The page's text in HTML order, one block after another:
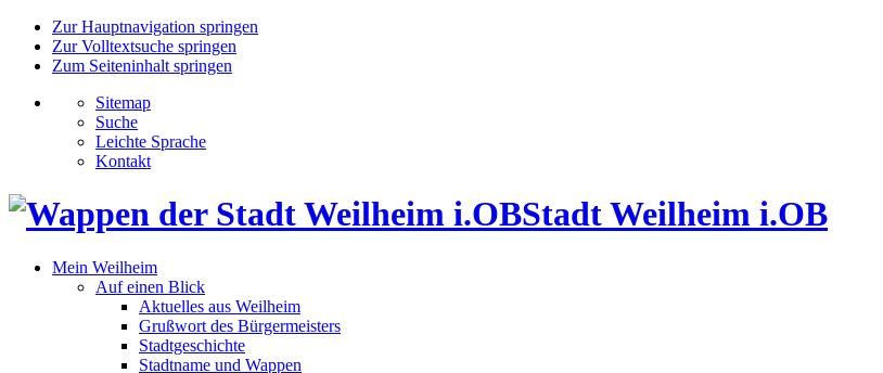
Zur Hauptnavigation springen
Zur Volltextsuche springen
Zum Seiteninhalt springen
Sitemap
Suche
Leichte Sprache
Kontakt
Stadt Weilheim i.OB
Mein Weilheim
Auf einen Blick
Aktuelles aus Weilheim
Grußwort des Bürgermeisters
Stadtgeschichte
Stadtname und Wappen